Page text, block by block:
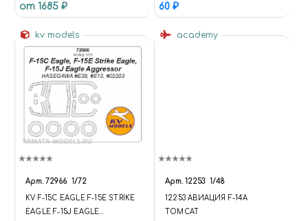
от 1685 ₽ 60 ₽
kv models
Арт. 72966 1/72
KV F-15C EAGLE F-15E STRIKE
EAGLE F-15J EAGLE
academy
Арт. 12253 1/48
12253 АВИАЦИЯ F-14A
TOMCAT